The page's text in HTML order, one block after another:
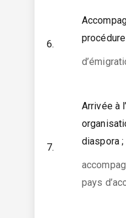
6.
7.
Arrivée à
diaspora
pays